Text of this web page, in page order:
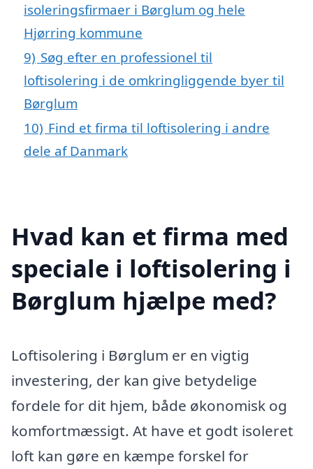
isoleringsfirmaer i Børglum og hele
Hjørring kommune
9) Søg efter en professionel til
loftisolering i de omkringliggende byer til
Børglum
10) Find et firma til loftisolering i andre
dele af Danmark
Hvad kan et firma med
speciale i loftisolering i
Børglum hjælpe med?
Loftisolering i Børglum er en vigtig
investering, der kan give betydelige
fordele for dit hjem, både økonomisk og
komfortmæssigt. At have et godt isoleret
loft kan gøre en kæmpe forskel for